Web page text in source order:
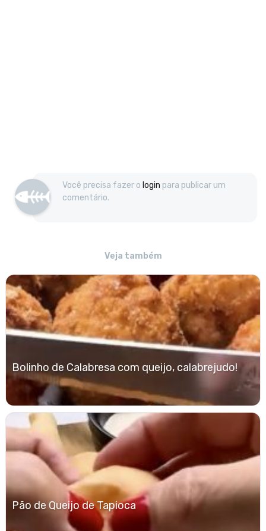
Você precisa fazer o login para publicar um
comentário.
Veja também
Bolinho de Calabresa com queijo, calabrejudo!
Pão de Queijo de Tapioca